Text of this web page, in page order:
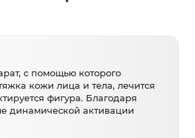
с помощью которого
кожи лица и тела, лечится
фигура. Благодаря
динамической активации